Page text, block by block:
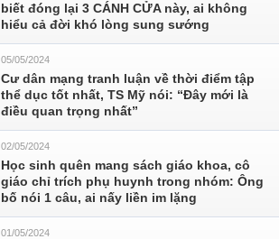
biết đóng lại 3 CÁNH CỬA này, ai không
hiểu cả đời khó lòng sung sướng
05/05/2024
Cư dân mạng tranh luận về thời điểm tập
thể dục tốt nhất, TS Mỹ nói: “Đây mới là
điều quan trọng nhất”
02/05/2024
Học sinh quên mang sách giáo khoa, cô
giáo chỉ trích phụ huynh trong nhóm: Ông
bố nói 1 câu, ai nấy liền im lặng
01/05/2024